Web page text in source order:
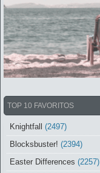
TOP 10 FAVORITOS
Knightfall
(2497)
Blocksbuster! (2394)
Easter Differences (2257)